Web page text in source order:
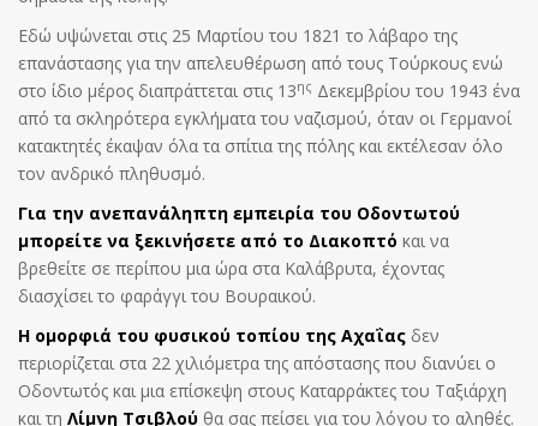
Εδώ υψώνεται στις 25 Μαρτίου του 1821 το λάβαρο της
επανάστασης για την απελευθέρωση από τους Τούρκους ενώ
στο ίδιο μέρος διαπράττεται στις 13ης Δεκεμβρίου του 1943 ένα
από τα σκληρότερα εγκλήματα του ναζισμού, όταν οι Γερμανοί
κατακτητές έκαψαν όλα τα σπίτια της πόλης και εκτέλεσαν όλο
τον ανδρικό πληθυσμό.
Για την ανεπανάληπτη εμπειρία του Οδοντωτού
μπορείτε να ξεκινήσετε από το Διακοπτό και να
βρεθείτε σε περίπου μια ώρα στα Καλάβρυτα, έχοντας
διασχίσει το φαράγγι του Βουραικού.
Η ομορφιά του φυσικού τοπίου της Αχαΐας δεν
περιορίζεται στα 22 χιλιόμετρα της απόστασης που διανύει ο
Οδοντωτός και μια επίσκεψη στους Καταρράκτες του Ταξιάρχη
και τη Λίμνη Τσιβλού θα σας πείσει για του λόγου το αληθές.